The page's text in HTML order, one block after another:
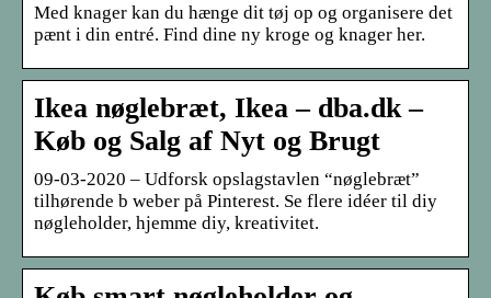
Med knager kan du hænge dit tøj op og organisere det
pænt i din entré. Find dine ny kroge og knager her.
Ikea nøglebræt, Ikea – dba.dk –
Køb og Salg af Nyt og Brugt
09-03-2020 – Udforsk opslagstavlen “nøglebræt”
tilhørende b weber på Pinterest. Se flere idéer til diy
nøgleholder, hjemme diy, kreativitet.